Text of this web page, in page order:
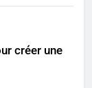
créer une